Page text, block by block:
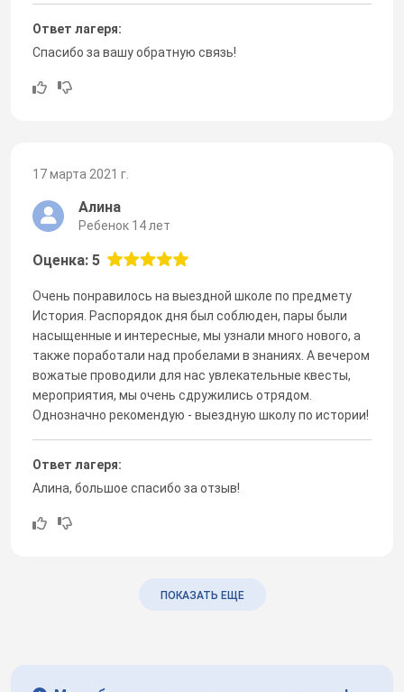
Ответ лагеря:
Спасибо за вашу обратную связь!
17 марта 2021 г.
Алина
Ребенок 14 лет
Оценка: 5
Очень понравилось на выездной школе по предмету
История. Распорядок дня был соблюден, пары были
насыщенные и интересные, мы узнали много нового, а
также поработали над пробелами в знаниях. А вечером
вожатые проводили для нас увлекательные квесты,
мероприятия, мы очень сдружились отрядом.
Однозначно рекомендую - выездную школу по истории!
Ответ лагеря:
Алина, большое спасибо за отзыв!
ПОКАЗАТЬ ЕЩЕ